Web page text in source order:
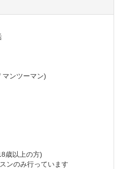
マンツーマン)
歳以上の方)
ンのみ行っています